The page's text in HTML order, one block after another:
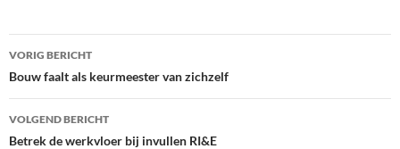
Bericht
navigatie
VORIG BERICHT
Bouw faalt als keurmeester van zichzelf
VOLGEND BERICHT
Betrek de werkvloer bij invullen RI&E